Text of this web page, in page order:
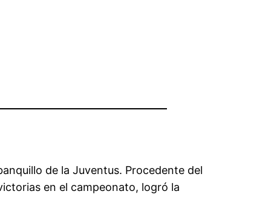
de la Juventus. Procedente del
en el campeonato, logró la